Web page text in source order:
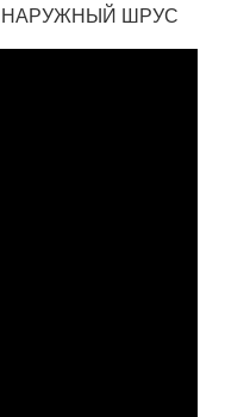
НАРУЖНЫЙ ШРУС